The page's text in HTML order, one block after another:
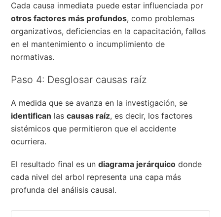
Cada causa inmediata puede estar influenciada por
otros factores más profundos, como problemas
organizativos, deficiencias en la capacitación, fallos
en el mantenimiento o incumplimiento de
normativas.
Paso 4: Desglosar causas raíz
A medida que se avanza en la investigación, se
identifican lascausas raíz, es decir, los factores
sistémicos que permitieron que el accidente
ocurriera.
El resultado final es undiagrama jerárquico donde
cada nivel del arbol representa una capa más
profunda del análisis causal.